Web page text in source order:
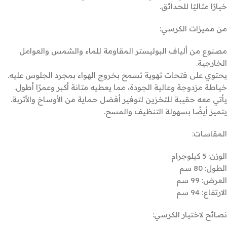
خيارًا مثاليًا للحدائق.
من مميزات الكرسي:
مصنوع من ألياف البوليستر المقاومة للماء والشمس والعوامل
الخارجية.
يحتوي على فتحات تهوية تسمح بخروج الهواء بمجرد الجلوس عليه.
خياطة مزدوجة وعالية الجودة، مما يعطيه متانة أكبر وعمرًا أطول.
يأتي معه حقيبة للتخزين لتوفير أفضل حماية من الأوساخ والأتربة.
يتميز أيضًا بسهولة التنظيف والمسح.
المقاسات:
الوزن: 5 كيلوجرام
الطول: 80 سم
العرض: 99 سم
الارتفاع: 94 سم
نصائح لاختيار الكرسي: